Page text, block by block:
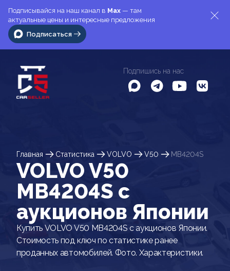
Подписывайся на наш канал в Max — там
актуальные цены и интересные предложения
Подписаться
Подпишись на нас
Главная Статистика VOLVO V50 MB4204S
VOLVO V50
MB4204S c
аукционов Японии
Купить VOLVO V50 MB4204S с аукционов Японии.
Стоимость под ключ по статистике ранее
проданных автомобилей. Фото. Характеристики.